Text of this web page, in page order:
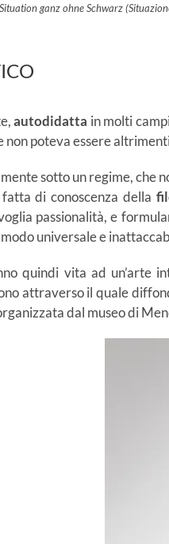
ganz ohne Schwarz
autodidatta in molti
non poteva essere
sotto un regime, che
di conoscenza della
passionalità, e
universale e
quindi vita ad un’arte
attraverso il quale
dal museo di